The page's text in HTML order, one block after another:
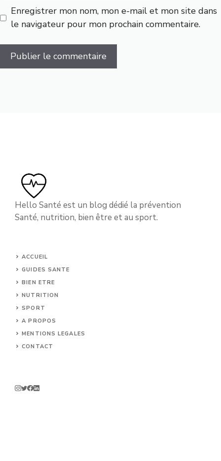
Enregistrer mon nom, mon e-mail et mon site dans
le navigateur pour mon prochain commentaire.
Hello Santé est un blog dédié la prévention
Santé, nutrition, bien être et au sport.
ACCUEIL
GUIDES SANTE
BIEN ETRE
NUTRITION
SPORT
A PROPOS
MENTIONS LEGALES
CONTACT